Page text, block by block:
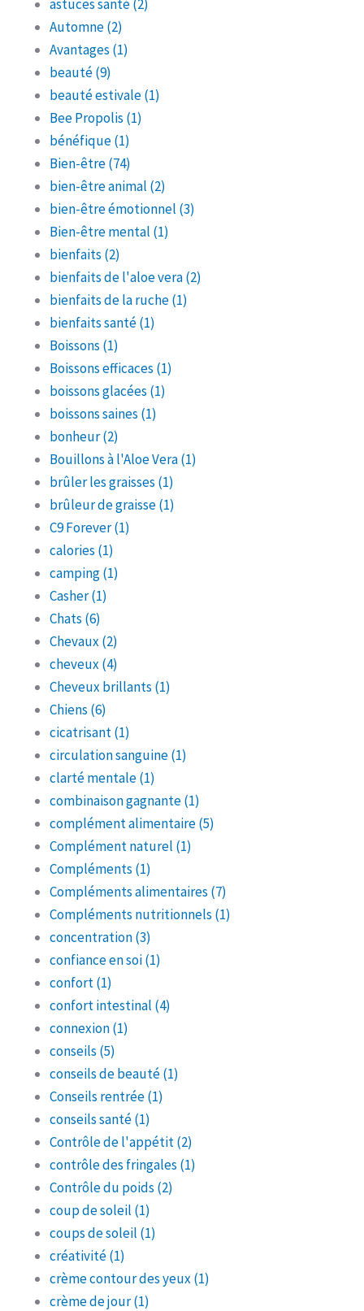
astuces santé(2)
Automne(2)
Avantages (1)
beauté(9)
beauté estivale(1)
Bee Propolis (1)
bénéfique(1)
Bien-être(74)
bien-être animal (2)
bien-être émotionnel (3)
Bien-être mental (1)
bienfaits (2)
bienfaits de l'aloe vera(2)
bienfaits de la ruche(1)
bienfaits santé(1)
Boissons (1)
Boissons efficaces (1)
boissons glacées (1)
boissons saines (1)
bonheur(2)
Bouillons à l'Aloe Vera(1)
brûler les graisses (1)
brûleur de graisse(1)
C9 Forever(1)
calories (1)
camping(1)
Casher(1)
Chats (6)
Chevaux(2)
cheveux(4)
Cheveux brillants (1)
Chiens (6)
cicatrisant(1)
circulation sanguine(1)
clarté mentale(1)
combinaison gagnante(1)
complément alimentaire(5)
Complément naturel (1)
Compléments (1)
Compléments alimentaires (7)
Compléments nutritionnels (1)
concentration(3)
confiance en soi(1)
confort(1)
confort intestinal (4)
connexion(1)
conseils (5)
conseils de beauté(1)
Conseils rentrée(1)
conseils santé(1)
Contrôle de l'appétit(2)
contrôle des fringales (1)
Contrôle du poids (2)
coup de soleil (1)
coups de soleil (1)
créativité(1)
crème contour des yeux(1)
crème de jour(1)